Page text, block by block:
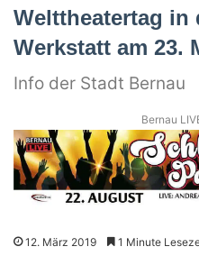
Welttheatertag in
Werkstatt am 23.
Info der Stadt Bernau
Bernau
12. März 2019 1 Minute